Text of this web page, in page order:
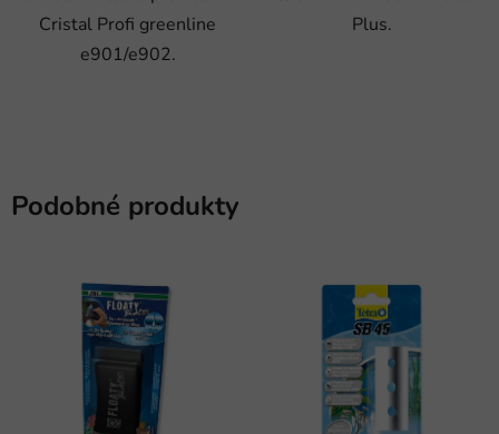
Cristal Profi greenline
e901/e902.
Plus.
Podobné produkty